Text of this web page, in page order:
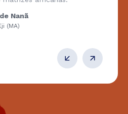
Nanã
(MA)